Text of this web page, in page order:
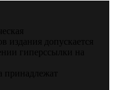
издания допускается
гиперссылки на
принадлежат